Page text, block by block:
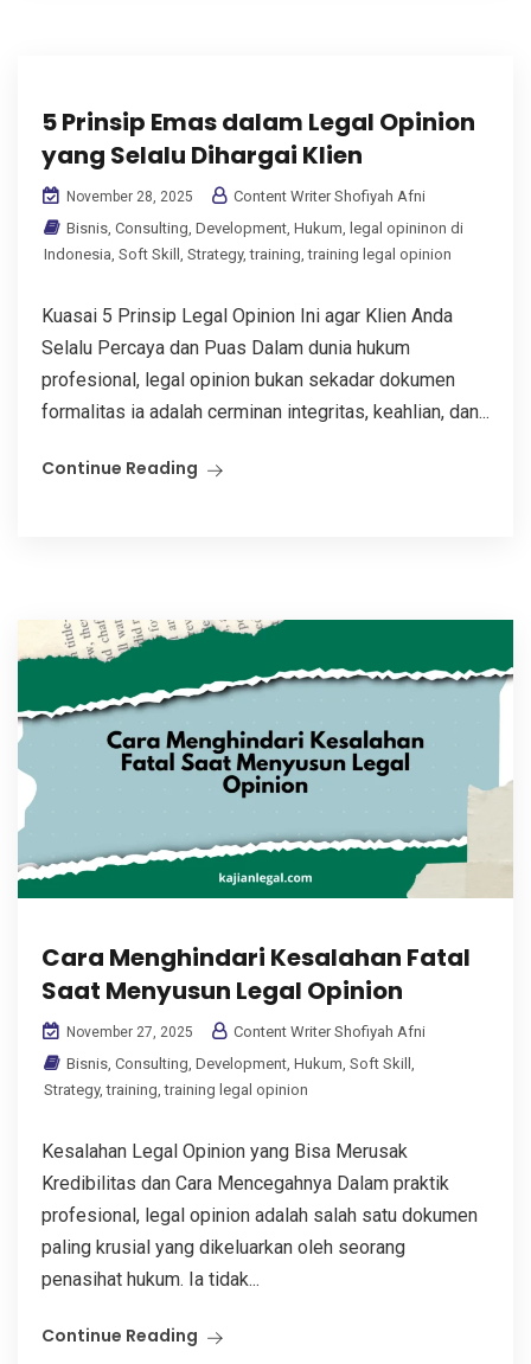
5 Prinsip Emas dalam Legal Opinion
yang Selalu Dihargai Klien
November 28, 2025
Content Writer Shofiyah Afni
Bisnis Consulting Development Hukum
legal opininon di
Indonesia Soft Skill Strategy,training ,training legal opinion
Kuasai 5 Prinsip Legal Opinion Ini agar Klien Anda
Selalu Percaya dan Puas Dalam dunia hukum
profesional, legal opinion bukan sekadar dokumen
formalitas ia adalah cerminan integritas, keahlian, dan...
Continue Reading
Cara Menghindari Kesalahan Fatal
Saat Menyusun Legal Opinion
November 27, 2025
Content Writer Shofiyah Afni
Bisnis Consulting Development Hukum Soft Skill
Strategy,training ,training legal opinion
Kesalahan Legal Opinion yang Bisa Merusak
Kredibilitas dan Cara Mencegahnya Dalam praktik
profesional, legal opinion adalah salah satu dokumen
paling krusial yang dikeluarkan oleh seorang
penasihat hukum. Ia tidak...
Continue Reading